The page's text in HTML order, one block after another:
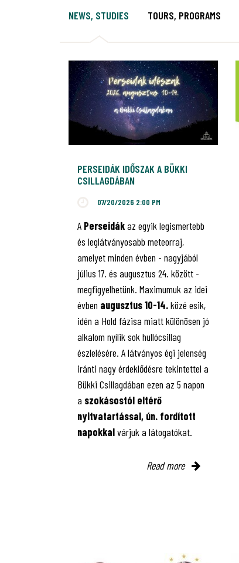
NEWS, STUDIES TOURS, PROGRAMS
PERSEIDÁK IDŐSZAK A BÜKKI
CSILLAGDÁBAN
07/20/2026 2:00 PM
A Perseidákaz egyik legismertebb
és leglátványosabb meteorraj,
amelyet minden évben - nagyjából
július 17. és augusztus 24. között -
megfigyelhetünk. Maximumuk az idei
évben augusztus 10-14.közé esik,
idén a Hold fázisa miatt különösen jó
alkalom nyílik sok hullócsillag
észlelésére. A látványos égi jelenség
iránti nagy érdeklődésre tekintettel a
Bükki Csillagdában ezen az 5 napon
a szokásostól eltérő
nyitvatartással, ún. fordított
napokkalvárjuk a látogatókat.
Read more